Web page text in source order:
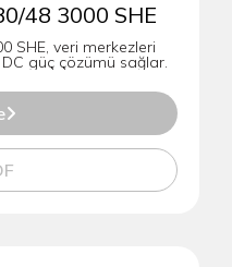
48 3000 SHE
SHE, veri merkezleri
güç çözümü sağlar.